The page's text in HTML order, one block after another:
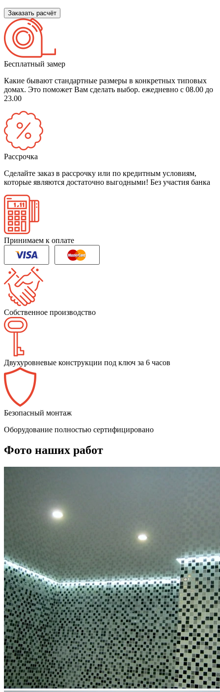
Заказать расчёт
Бесплатный замер
Какие бывают стандартные размеры в конкретных типовых
домах. Это поможет Вам сделать выбор. ежедневно с 08.00 до
23.00
Рассрочка
Сделайте заказ в рассрочку или по кредитным условиям,
которые являются достаточно выгодными! Без участия банка
Принимаем к оплате
Собственное производство
Двухуровневые конструкции под ключ за 6 часов
Безопасный монтаж
Оборудование полностью сертифицировано
Фото наших работ